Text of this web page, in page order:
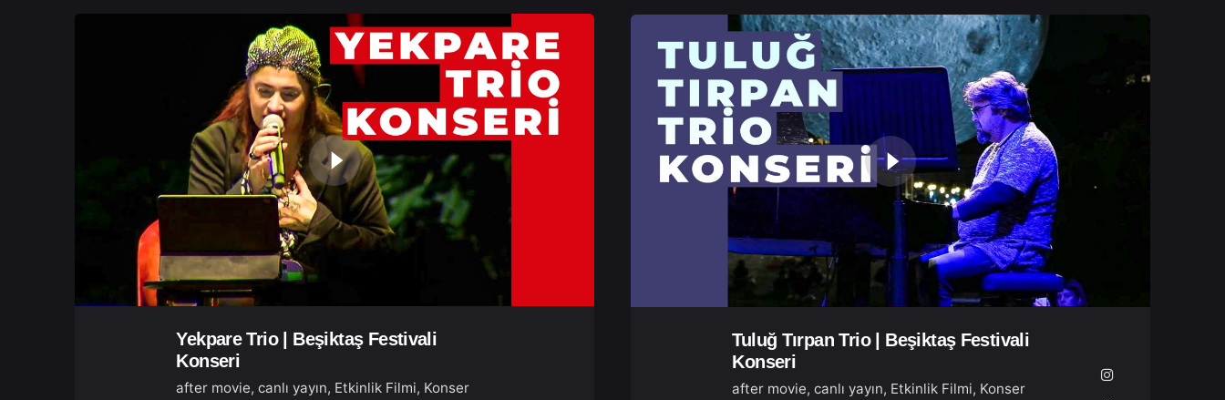
Yekpare Trio | Beşiktaş Festivali
Konseri
after movie canlı yayın Etkinlik Filmi Konser
Tuluğ Tırpan Trio | Beşiktaş Festivali
Konseri
after movie canlı yayın Etkinlik Filmi Konser